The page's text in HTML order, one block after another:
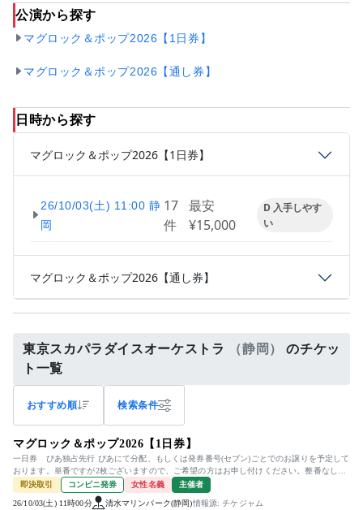
公演から探す
マグロック＆ポップ2026【1日券】
マグロック＆ポップ2026【通し券】
日時から探す
マグロック＆ポップ2026【1日券】
26/10/03(土) 11:00 静
岡
17
件
最安
¥15,000
D 入手しやす
い
マグロック＆ポップ2026【通し券】
東京スカパラダイスオーケストラ （静岡）
のチケッ
ト一覧
おすすめ順 検索条件
マグロック＆ポップ2026【1日券】
一日券 ぴあ独占先行 ぴあにて分配、もしくは発券番号(セブン)ごとでのお譲りを予定して
おります。単番ですが2枚ございますので、ご希望の方はお申し付けください。整番なし。
公演中止等いかなる場合も...
即決取引 コンビニ発券 女性名義 主催者
26/10/03(土) 11時00分 清水マリンパーク(静岡)情報源: チケジャム